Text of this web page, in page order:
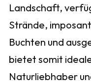
Landschaft,
Strände,
Buchten und
bietet somit
Naturliebhaber